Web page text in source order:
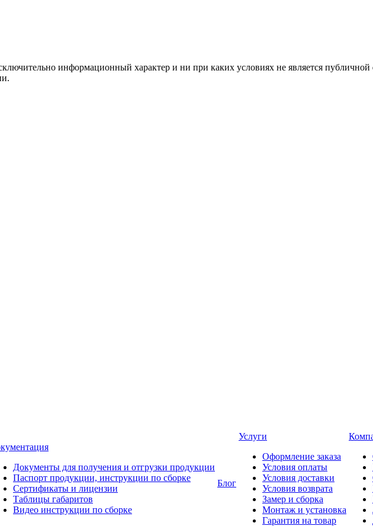
информационный характер и ни при каких условиях не является
Документы для получения и отгрузки продукции
Паспорт продукции, инструкции по сборке
Сертификаты и лицензии
Таблицы габаритов
Видео инструкции по сборке
Блог
Услуги
Оформление заказа
Условия оплаты
Условия доставки
Условия возврата
Замер и сборка
Монтаж и установка
Гарантия на товар